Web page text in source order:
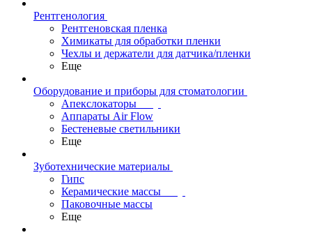
Рентгенология
Рентгеновская пленка
Химикаты для обработки пленки
Чехлы и держатели для датчика/пленки
Еще
Оборудование и приборы для стоматологии
Апекслокаторы
Аппараты Air Flow
Бестеневые светильники
Еще
Зуботехнические материалы
Гипс
Керамические массы
Паковочные массы
Еще